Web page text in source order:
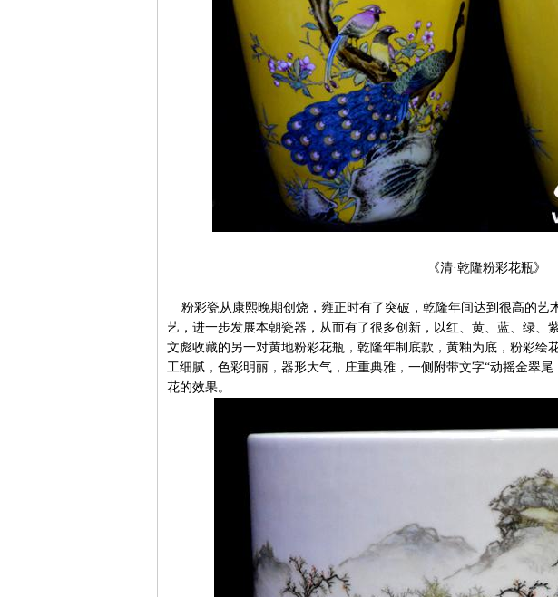
《清·乾隆粉彩花瓶》
粉彩瓷从康熙晚期创烧，雍正时有了突破，乾隆年间达到很高的艺
艺，进一步发展本朝瓷器，从而有了很多创新，以红、黄、蓝、绿、
文彪收藏的另一对黄地粉彩花瓶，乾隆年制底款，黄釉为底，粉彩绘
工细腻，色彩明丽，器形大气，庄重典雅，一侧附带文字“动摇金翠
花的效果。